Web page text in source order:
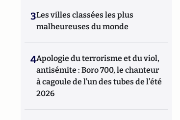
3Les villes classées les plus
malheureuses du monde
4Apologie du terrorisme et du viol,
antisémite : Boro 700, le chanteur
à cagoule de l’un des tubes de l’été
2026